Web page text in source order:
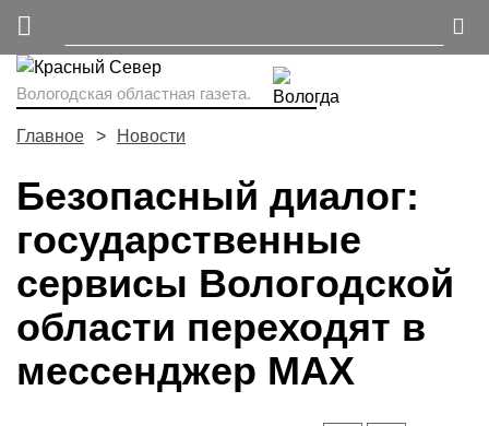
Вологодская областная газета.
Главное Новости
Безопасный диалог:
государственные
сервисы Вологодской
области переходят в
мессенджер MAX